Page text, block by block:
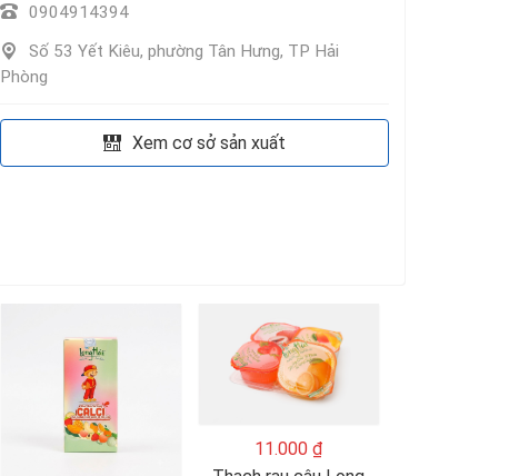
0904914394
Số 53 Yết Kiêu, phường Tân Hưng, TP Hải
Phòng
Xem cơ sở sản xuất
11.000 ₫